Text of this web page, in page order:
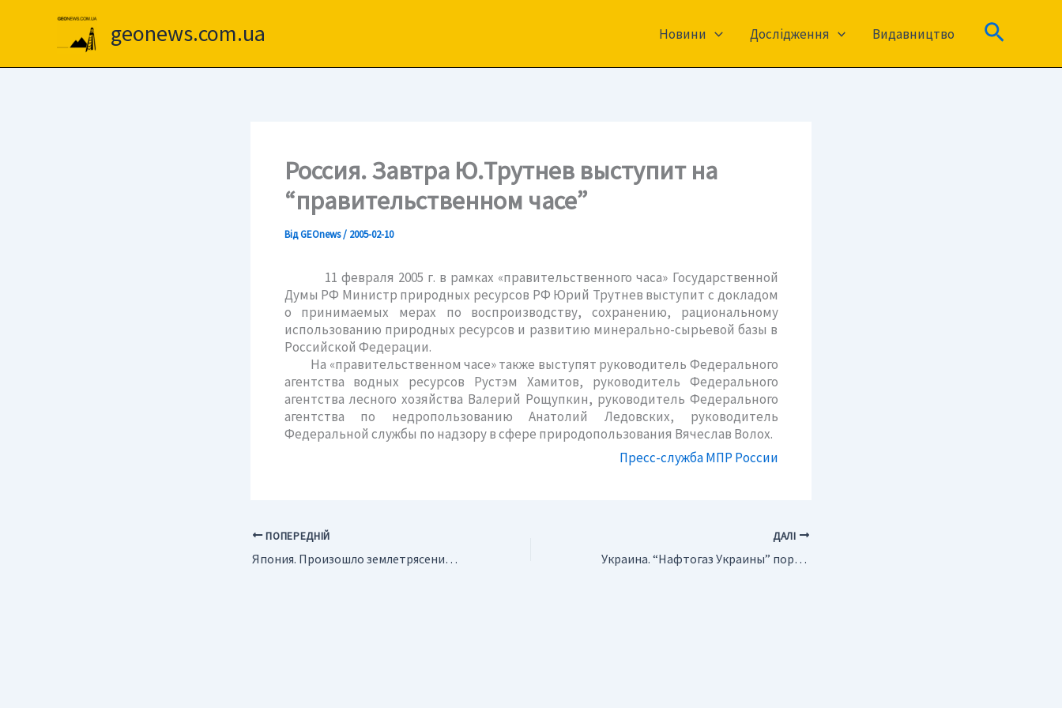
geonews.com.ua Новини Дослідження Видавництво Пошук
Россия. Завтра Ю.Трутнев выступит на
“правительственном часе”
ВідGEOnews/ 2005-02-10
11 февраля 2005 г. в рамках «правительственного часа» Государственной
Думы РФ Министр природных ресурсов РФ Юрий Трутнев выступит с докладом
о принимаемых мерах по воспроизводству, сохранению, рациональному
использованию природных ресурсов и развитию минерально-сырьевой базы в
Российской Федерации.
На «правительственном часе» также выступят руководитель Федерального
агентства водных ресурсов Рустэм Хамитов, руководитель Федерального
агентства лесного хозяйства Валерий Рощупкин, руководитель Федерального
агентства по недропользованию Анатолий Ледовских, руководитель
Федеральной службы по надзору в сфере природопользования Вячеслав Волох.
Пресс-служба МПР России
ПОПЕРЕДНІЙ
Япония. Произошло землетрясение силой 6,2 балла
ДАЛІ
Украина. “Нафтогаз Украины” поработает в Ираке и Афганистане